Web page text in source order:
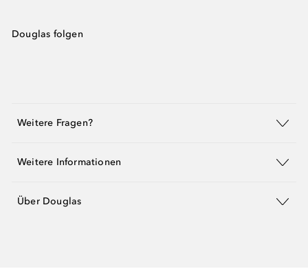
Douglas folgen
Weitere Fragen?
Weitere Informationen
Über Douglas